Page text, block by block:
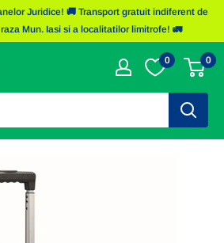
Juridice! 🚚 Transport gratuit indiferent de
Mun. Iasi si a localitatilor limitrofe! 🚛
0 0